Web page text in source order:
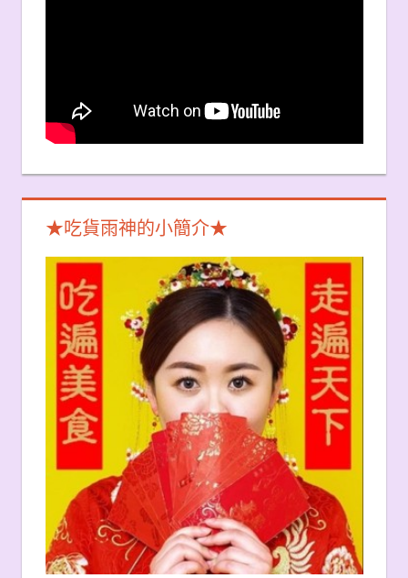
★吃貨雨神的小簡介★